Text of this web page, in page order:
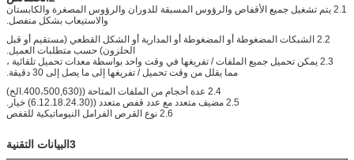
2.1 يتم تشغيل جميع الأقفاص والرؤوس المسبقة للدوران والرؤوس المصغرة والكابستان
والاستيعاب بشكل منفصل.
2.2 الشبكات المضغوطة أو المضغوطة أو المدارية أو الشكل القطعي (مستقيم أو قبل
الحلزون) حسب متطلبات العميل.
2.3 يمكن تحميل جميع الملفات / تفريغها في وقت واحد بواسطة معدات تحميل تلقائية ،
مما يقلل من وقت تحميل / تفريغها إلى ما يصل إلى 30 دقيقة.
2.4 عدة أحجام من الملفات المتاحة ((400،500,630.الخ)
2.5 مضيف متعدد مع عدد قفص متعدد ((6.12.18.24.30) خيار.
2.6 نوع القرص الفرامل النيوماتيكية للقفص
3البيانات التقنية